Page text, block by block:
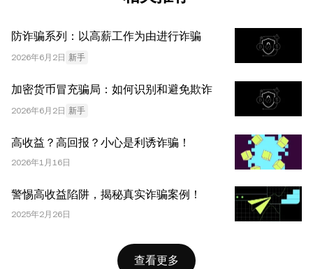
数据和图表时已采取了所有合理的谨慎措施，但对于此处表
OKX。本文可以全文复制或分发，也可以使用本文 100 字
或更少的摘录，前提是此类使用是非商业性的。整篇文章的
OKX，经许可使用。”允许的摘录必须引用文章名称并包含
出处，例如“文章名称，[作者姓名 (如适用)]，© 2025
成。不允许对本文进行衍生作品或其他用途。
防诈骗系列：以高薪工作为由进行诈骗
2026年6月2日 新手
加密货币冒充骗局：如何识别和避免欺诈
2026年6月2日 新手
高收益？高回报？小心是利诱诈骗！
2026年1月16日
警惕高收益陷阱，揭秘真实诈骗案例！
2025年2月26日
查看更多